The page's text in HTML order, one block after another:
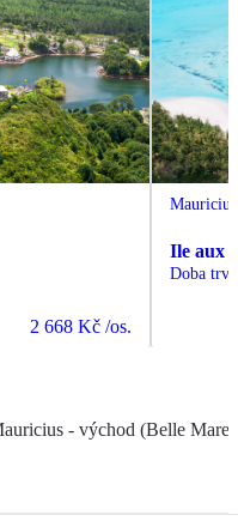
2 668 Kč /os.
Mauricius
Ile aux
Doba
- východ (Belle Mare